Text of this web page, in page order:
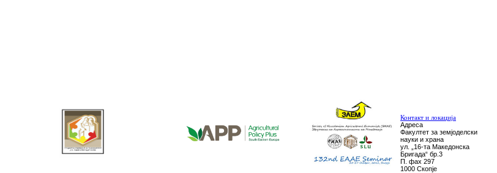
Контакт и локација
Адреса
Факултет за земјоделски
науки и храна
ул. „16-та Македонска
Бригада“ бр.3
П. фах 297
1000 Скопје